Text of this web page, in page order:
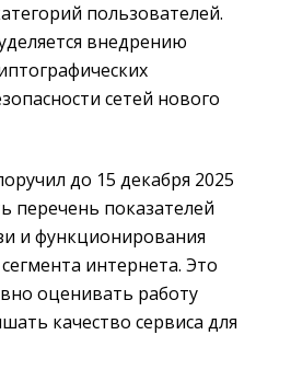
пользователей.
внедрению
сетей нового
до 15 декабря 2025
перечень показателей
и функционирования
интернета. Это
оценивать работу
качество сервиса для